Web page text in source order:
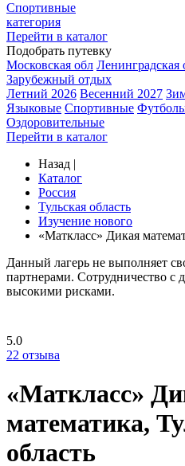
Спортивные
категория
Перейти в каталог
Подобрать путевку
Московская обл Ленинградская
Зарубежный отдых
Летний 2026 Весенний 2027
Языковые Спортивные
Оздоровительные
Перейти в каталог
Назад |
Каталог
Россия
Тульская область
Изучение нового
«Маткласс» Дикая
Данный лагерь не выполняет
партнерами. Сотрудничество с
высокими рисками.
5.0
22 отзыва
«Маткласс»
математика,
область